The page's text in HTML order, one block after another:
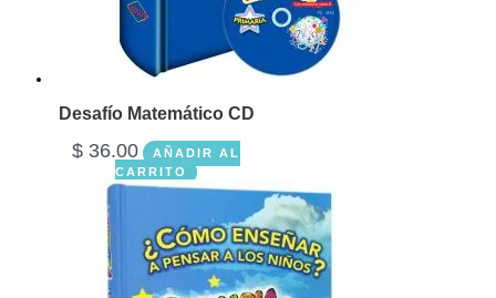
Desafío Matemático CD
$ 36.00
AÑADIR AL
CARRITO